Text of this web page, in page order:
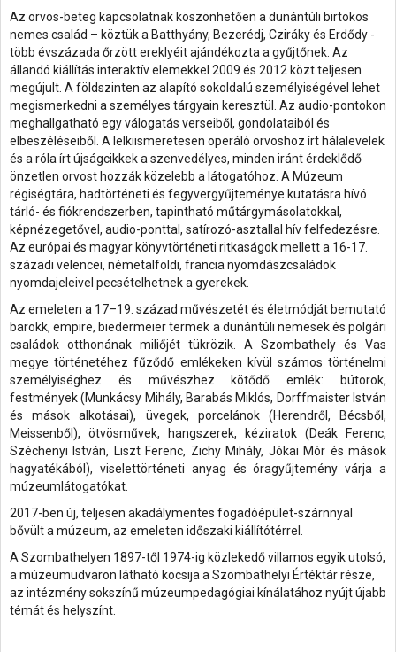
Az orvos-beteg kapcsolatnak köszönhetően a dunántúli birtokos
nemes család – köztük a Batthyány, Bezerédj, Cziráky és Erdődy -
több évszázada őrzött ereklyéit ajándékozta a gyűjtőnek. Az
állandó kiállítás interaktív elemekkel 2009 és 2012 közt teljesen
megújult. A földszinten az alapító sokoldalú személyiségével lehet
megismerkedni a személyes tárgyain keresztül. Az audio-pontokon
meghallgatható egy válogatás verseiből, gondolataiból és
elbeszéléseiből. A lelkiismeretesen operáló orvoshoz írt hálalevelek
és a róla írt újságcikkek a szenvedélyes, minden iránt érdeklődő
önzetlen orvost hozzák közelebb a látogatóhoz. A Múzeum
régiségtára, hadtörténeti és fegyvergyűjteménye kutatásra hívó
tárló- és fiókrendszerben, tapintható műtárgymásolatokkal,
képnézegetővel, audio-ponttal, satírozó-asztallal hív felfedezésre.
Az európai és magyar könyvtörténeti ritkaságok mellett a 16-17.
századi velencei, németalföldi, francia nyomdászcsaládok
nyomdajeleivel pecsételhetnek a gyerekek.
Az emeleten a 17–19. század művészetét és életmódját bemutató
barokk, empire, biedermeier termek a dunántúli nemesek és polgári
családok otthonának miliőjét tükrözik. A Szombathely és Vas
megye történetéhez fűződő emlékeken kívül számos történelmi
személyiséghez és művészhez kötődő emlék: bútorok,
festmények (Munkácsy Mihály, Barabás Miklós, Dorffmaister István
és mások alkotásai), üvegek, porcelánok (Herendről, Bécsből,
Meissenből), ötvösművek, hangszerek, kéziratok (Deák Ferenc,
Széchenyi István, Liszt Ferenc, Zichy Mihály, Jókai Mór és mások
hagyatékából), viselettörténeti anyag és óragyűjtemény várja a
múzeumlátogatókat.
2017-ben új, teljesen akadálymentes fogadóépület-szárnnyal
bővült a múzeum, az emeleten időszaki kiállítótérrel.
A Szombathelyen 1897-től 1974-ig közlekedő villamos egyik utolsó,
a múzeumudvaron látható kocsija a Szombathelyi Értéktár része,
az intézmény sokszínű múzeumpedagógiai kínálatához nyújt újabb
témát és helyszínt.